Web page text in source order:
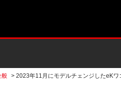
般 > 2023年11月にモデルチェンジしたeK